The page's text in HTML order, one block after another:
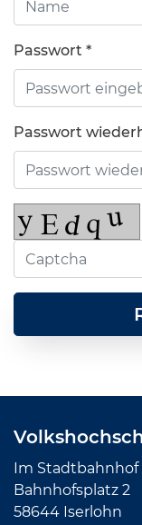
Passwort *
Passwort
Im Stadtbahnhof
Bahnhofsplatz 2
58644 Iserlohn